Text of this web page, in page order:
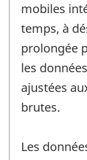
mobiles
temps, à
prolongée
les
ajustées
brutes.
Les